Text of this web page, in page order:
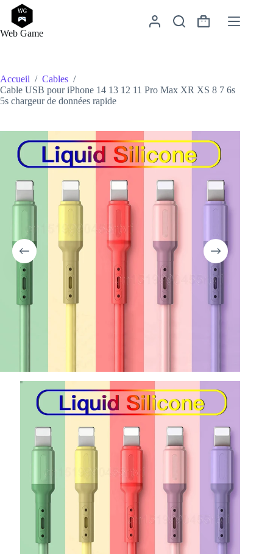
Passer
contenu
Web Game
Panier
Accueil / Cables /
Cable USB pour iPhone 14 13 12 11 Pro Max XR XS 8 7 6s
5s chargeur de données rapide